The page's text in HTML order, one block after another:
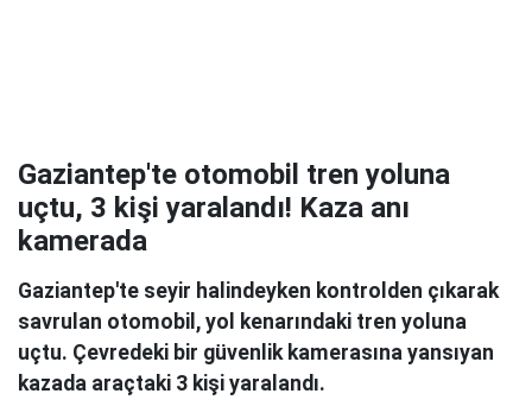
Gaziantep'te otomobil tren yoluna
uçtu, 3 kişi yaralandı! Kaza anı
kamerada
Gaziantep'te seyir halindeyken kontrolden çıkarak
savrulan otomobil, yol kenarındaki tren yoluna
uçtu. Çevredeki bir güvenlik kamerasına yansıyan
kazada araçtaki 3 kişi yaralandı.